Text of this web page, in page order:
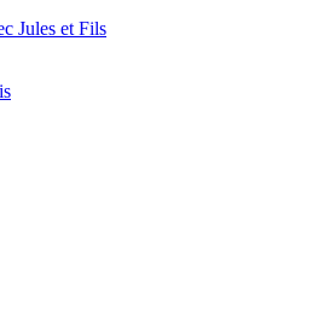
Jules et Fils